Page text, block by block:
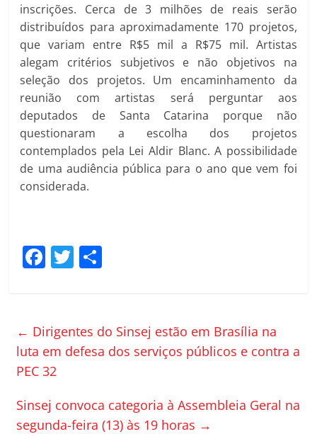
inscrições. Cerca de 3 milhões de reais serão
distribuídos para aproximadamente 170 projetos,
que variam entre R$5 mil a R$75 mil. Artistas
alegam critérios subjetivos e não objetivos na
seleção dos projetos. Um encaminhamento da
reunião com artistas será perguntar aos
deputados de Santa Catarina porque não
questionaram a escolha dos projetos
contemplados pela Lei Aldir Blanc. A possibilidade
de uma audiência pública para o ano que vem foi
considerada.
F
e
b
o
o
k
T
er p
ar
ar
← Dirigentes do Sinsej estão em Brasília na
luta em defesa dos serviços públicos e contra a
PEC 32
Sinsej convoca categoria à Assembleia Geral na
segunda-feira (13) às 19 horas →